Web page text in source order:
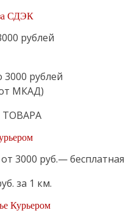
СДЭК
рублей
3000 рублей
МКАД)
3000 руб.— бесплатная
за 1 км.
Курьером